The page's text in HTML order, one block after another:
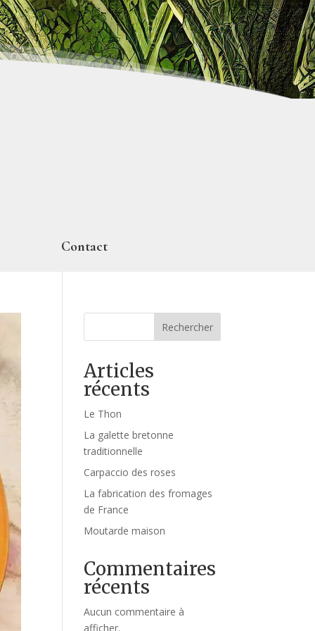
Contact
Rechercher
Articles
récents
Le Thon
La galette bretonne
traditionnelle
Carpaccio des roses
La fabrication des fromages
de France
Moutarde maison
Commentaires
récents
Aucun commentaire à
afficher.